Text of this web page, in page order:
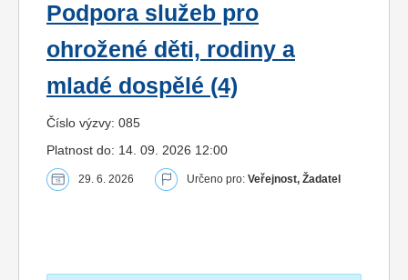
Podpora služeb pro
ohrožené děti, rodiny a
mladé dospělé (4)
Číslo výzvy: 085
Platnost do: 14. 09. 2026 12:00
29. 6. 2026 Určeno pro: Veřejnost, Žadatel